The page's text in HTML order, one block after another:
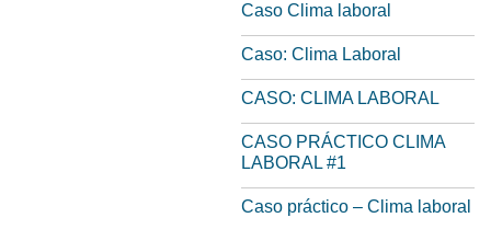
Caso Clima laboral
Caso: Clima Laboral
CASO: CLIMA LABORAL
CASO PRÁCTICO CLIMA
LABORAL #1
Caso práctico – Clima laboral